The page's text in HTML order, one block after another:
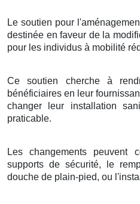
Le soutien pour
destinée en faveur de la
pour les individus à mobilité
Ce soutien cherche à
bénéficiaires en leur
changer leur installation
praticable.
Les changements peuvent
supports de sécurité, le
douche de plain-pied, ou